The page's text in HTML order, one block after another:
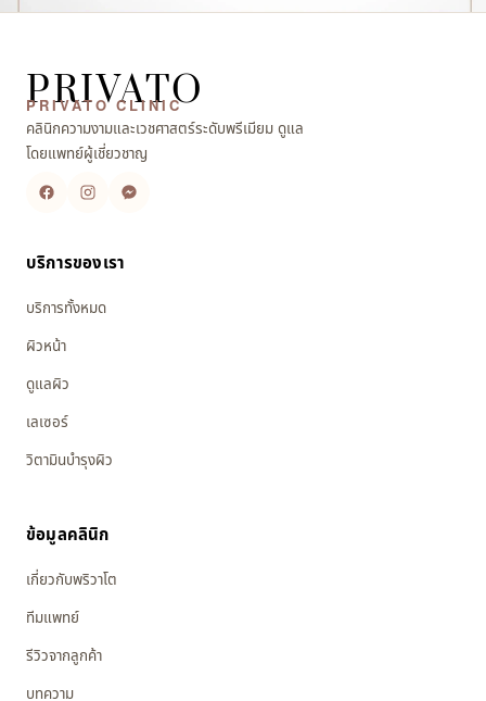
PRIVATO
PRIVATO CLINIC
คลินิกความงามและเวชศาสตร์ระดับพรีเมียม ดูแล
โดยแพทย์ผู้เชี่ยวชาญ
บริการของเรา
บริการทั้งหมด
ผิวหน้า
ดูแลผิว
เลเซอร์
วิตามินบำรุงผิว
ข้อมูลคลินิก
เกี่ยวกับพริวาโต
ทีมแพทย์
รีวิวจากลูกค้า
บทความ